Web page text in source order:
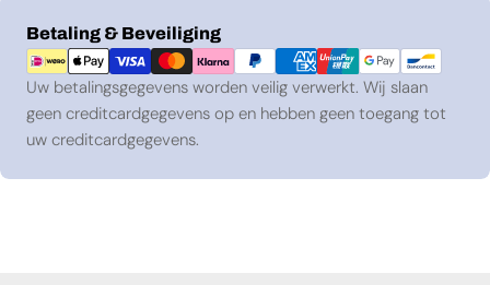
Betaling & Beveiliging
Betaalmethoden
Uw betalingsgegevens worden veilig verwerkt. Wij slaan
geen creditcardgegevens op en hebben geen toegang tot
uw creditcardgegevens.